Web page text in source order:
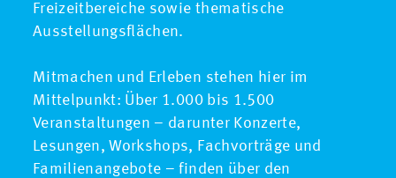
Freizeitbereiche sowie thematische
Ausstellungsflächen.
Mitmachen und Erleben stehen hier im
Mittelpunkt: Über 1.000 bis 1.500
Veranstaltungen – darunter Konzerte,
Lesungen, Workshops, Fachvorträge und
Familienangebote – finden über den